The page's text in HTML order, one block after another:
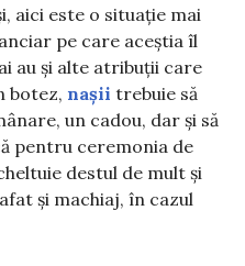
aici este o situație mai
pe care aceștia îl
au și alte atribuții care
botez, nașii trebuie să
un cadou, dar și să
pentru ceremonia de
destul de mult și
și machiaj, în cazul